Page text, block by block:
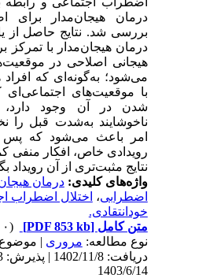
درمان هیجان‌مدار برای
بررسی شد. نتایج حاصل از
درمان ‌هیجان‌مدار با تمرکز
هیجانی اصلاحی در
می‌شود؛ به‌گونه‌ای که افراد
با موقعیت‌های اجتماعی‌ای
شدن در آن وجود دارد،
ناخوشایند به‌شدت قبل را
امر باعث می‌شود که پس
رویدادی خاص، افکار منفی
نتایج مثبت‌تری از آن رویداد
واژه‌های کلیدی:درمان
اضطرابی،اختلال اضطراب
خودانتقادی.
متن کامل[PDF 853 kb]
نوع مطالعه:مروری| موضوع
1403/6/14